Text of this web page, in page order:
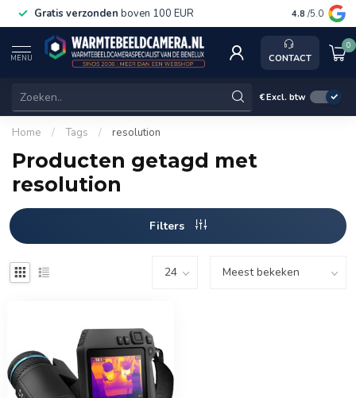
Gratis verzonden boven 100 EUR Service,
4.8 /5.0
MENU CONTACT
0
€Excl. btw
Home / Tags / resolution
Producten getagd met
resolution
Filters